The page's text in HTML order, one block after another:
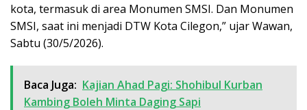
kota, termasuk di area Monumen SMSI. Dan Monumen
SMSI, saat ini menjadi DTW Kota Cilegon,” ujar Wawan,
Sabtu (30/5/2026).
Baca Juga: Kajian Ahad Pagi: Shohibul Kurban
Kambing Boleh Minta Daging Sapi